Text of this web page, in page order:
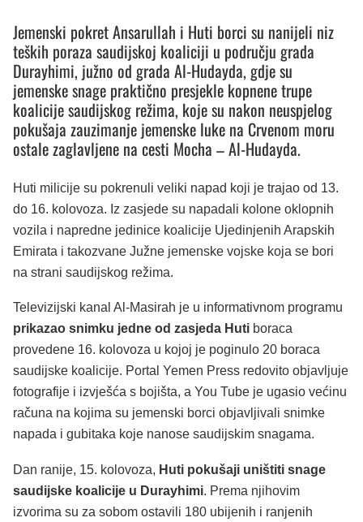
Jemenski pokret Ansarullah i Huti borci su nanijeli niz
teških poraza saudijskoj koaliciji u području grada
Durayhimi, južno od grada Al-Hudayda, gdje su
jemenske snage praktično presjekle kopnene trupe
koalicije saudijskog režima, koje su nakon neuspjelog
pokušaja zauzimanje jemenske luke na Crvenom moru
ostale zaglavljene na cesti Mocha – Al-Hudayda.
Huti milicije su pokrenuli veliki napad koji je trajao od 13.
do 16. kolovoza. Iz zasjede su napadali kolone oklopnih
vozila i napredne jedinice koalicije Ujedinjenih Arapskih
Emirata i takozvane Južne jemenske vojske koja se bori
na strani saudijskog režima.
Televizijski kanal Al-Masirah je u informativnom programu
prikazao snimku jedne od zasjeda Huti boraca
provedene 16. kolovoza u kojoj je poginulo 20 boraca
saudijske koalicije. Portal Yemen Press redovito objavljuje
fotografije i izvješća s bojišta, a You Tube je ugasio većinu
računa na kojima su jemenski borci objavljivali snimke
napada i gubitaka koje nanose saudijskim snagama.
Dan ranije, 15. kolovoza, Huti pokušaji uništiti snage
saudijske koalicije u Durayhimi. Prema njihovim
izvorima su za sobom ostavili 180 ubijenih i ranjenih